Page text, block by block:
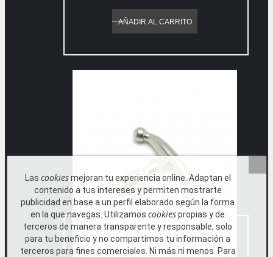
Las cookiesmejoran tu experiencia online. Adaptan el
contenido a tus intereses y permiten mostrarte
publicidad en base a un perfil elaborado según la forma
en la que navegas. Utilizamos cookiespropias y de
terceros de manera transparente y responsable, solo
para tu beneficio y no compartimos tu información a
terceros para fines comerciales. Ni más ni menos. Para
AÑADIR AL CARRITO